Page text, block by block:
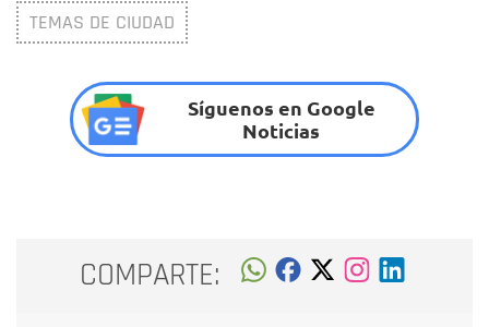
TEMAS DE CIUDAD
Síguenos en Google
Noticias
COMPARTE: